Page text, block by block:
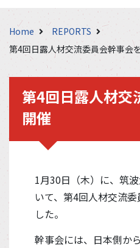
Home
REPORTS
第4回日露人材交流委員会幹事会
第4回日露人材交
開催
1月30日（木）に、筑
いて、第4回人材交流
した。
幹事会には、日本側か